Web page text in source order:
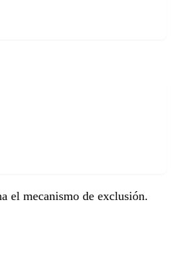
el mecanismo de exclusión.